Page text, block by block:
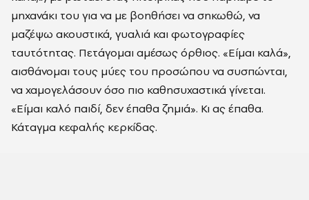
μηχανάκι του για να με βοηθήσει να σηκωθώ, να
μαζέψω ακουστικά, γυαλιά και φωτογραφίες
ταυτότητας. Πετάγομαι αμέσως όρθιος. «Είμαι καλά»,
αισθάνομαι τους μύες του προσώπου να συσπώνται,
να χαμογελάσουν όσο πιο καθησυχαστικά γίνεται.
«Είμαι καλό παιδί, δεν έπαθα ζημιά». Κι ας έπαθα.
Κάταγμα κεφαλής κερκίδας.